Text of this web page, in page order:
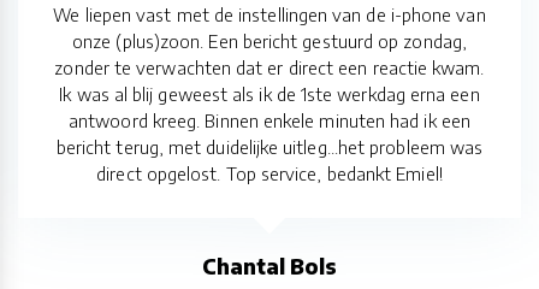
Chantal Bols
We liepen vast met de instellingen van de i-phone van
onze (plus)zoon. Een bericht gestuurd op zondag,
zonder te verwachten dat er direct een reactie kwam.
Ik was al blij geweest als ik de 1ste werkdag erna een
antwoord kreeg. Binnen enkele minuten had ik een
bericht terug, met duidelijke uitleg...het probleem was
direct opgelost. Top service, bedankt Emiel!